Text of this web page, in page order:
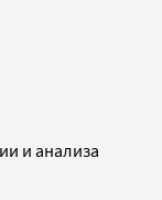
и анализа